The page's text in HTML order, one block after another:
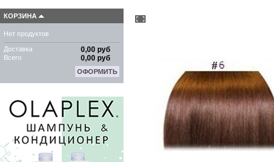
КОРЗИНА
Нет продуктов
Доставка 0,00 руб
Всего 0,00 руб
ОФОРМИТЬ